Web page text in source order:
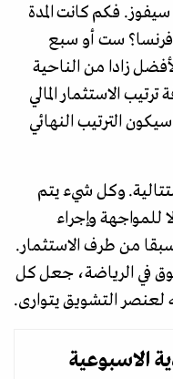
فكم كانت المدة
فرنسا؟ ست أو سبع
زادا من الناحية
الاستثمار المالي
الترتيب النهائي
وكل شيء يتم
وإجراء
من طرف الاستثمار.
في الرياضة، جعل كل
لعنصر التشويق يتوارى.
الاسبوعية